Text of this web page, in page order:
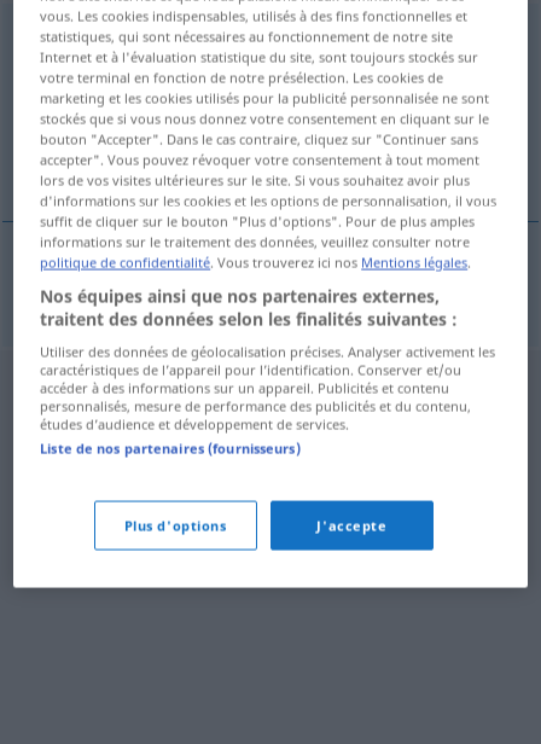
elektrotechnika [-nɪ-]f
Vue d'ensemble de toutes les traductions
(Pour plus d'informations, cliquez sur/touchez la traduction)
Elektrotechnik
Elektrotechnik f elektrotechnika
vous. Les cookies indispensables, utilisés à des fins fonctionnelles et
statistiques, qui sont nécessaires au fonctionnement de notre site
Internet et à l'évaluation statistique du site, sont toujours stockés sur
votre terminal en fonction de notre présélection. Les cookies de
marketing et les cookies utilisés pour la publicité personnalisée ne sont
stockés que si vous nous donnez votre consentement en cliquant sur le
bouton "Accepter". Dans le cas contraire, cliquez sur "Continuer sans
accepter". Vous pouvez révoquer votre consentement à tout moment
lors de vos visites ultérieures sur le site. Si vous souhaitez avoir plus
d'informations sur les cookies et les options de personnalisation, il vous
suffit de cliquer sur le bouton "Plus d'options". Pour de plus amples
informations sur le traitement des données, veuillez consulter notre
politique de confidentialité. Vous trouverez ici nos Mentions légales.
Nos équipes ainsi que nos partenaires externes,
traitent des données selon les finalités suivantes :
Utiliser des données de géolocalisation précises. Analyser activement les
caractéristiques de l’appareil pour l’identification. Conserver et/ou
accéder à des informations sur un appareil. Publicités et contenu
personnalisés, mesure de performance des publicités et du contenu,
études d’audience et développement de services.
Liste de nos partenaires (fournisseurs)
Plus d'options J'accepte